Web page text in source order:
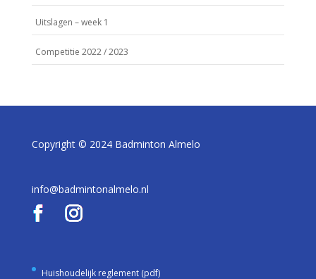
Uitslagen – week 1
Competitie 2022 / 2023
Copyright © 2024 Badminton Almelo
info@badmintonalmelo.nl
Huishoudelijk reglement (pdf)